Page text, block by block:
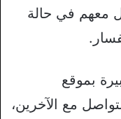
معهم في حالة
بموقع
مع الآخرين،